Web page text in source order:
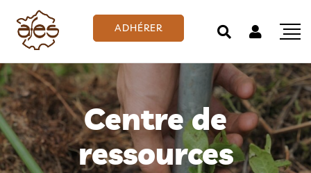
ADHÉRER
Centre de
ressources